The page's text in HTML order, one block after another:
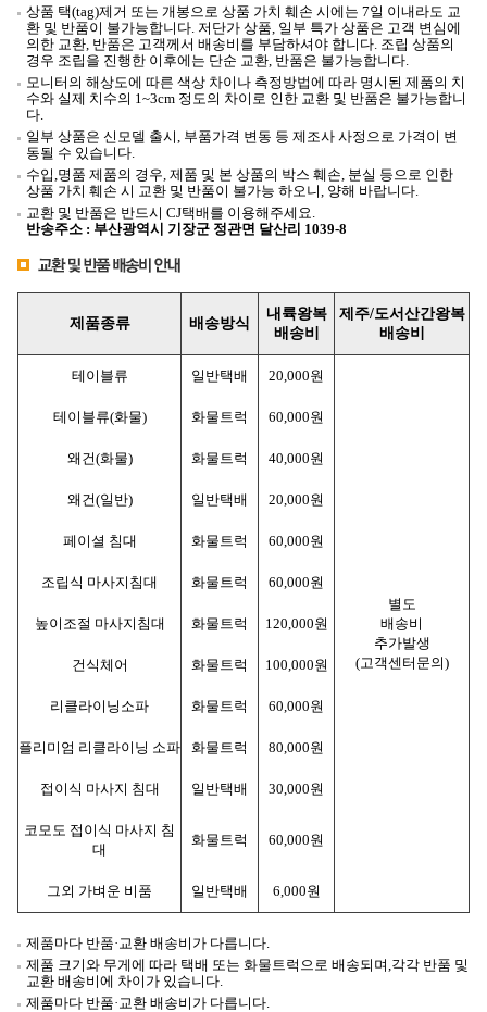
상품 택(tag)제거 또는 개봉으로 상품 가치 훼손 시에는 7일 이내라도 교
환 및 반품이 불가능합니다. 저단가 상품, 일부 특가 상품은 고객 변심에
의한 교환, 반품은 고객께서 배송비를 부담하셔야 합니다. 조립 상품의
경우 조립을 진행한 이후에는 단순 교환, 반품은 불가능합니다.
모니터의 해상도에 따른 색상 차이나 측정방법에 따라 명시된 제품의 치
수와 실제 치수의 1~3cm 정도의 차이로 인한 교환 및 반품은 불가능합니
다.
일부 상품은 신모델 출시, 부품가격 변동 등 제조사 사정으로 가격이 변
동될 수 있습니다.
수입,명품 제품의 경우, 제품 및 본 상품의 박스 훼손, 분실 등으로 인한
상품 가치 훼손 시 교환 및 반품이 불가능 하오니, 양해 바랍니다.
교환 및 반품은 반드시 CJ택배를 이용해주세요.
반송주소 : 부산광역시 기장군 정관면 달산리 1039-8
제품종류 배송방식
내륙왕복
배송비
제주/도서산간왕복
배송비
테이블류 일반택배 20,000원
별도
배송비
추가발생
(고객센터문의)
테이블류(화물) 화물트럭 60,000원
왜건(화물) 화물트럭 40,000원
왜건(일반) 일반택배 20,000원
페이셜 침대 화물트럭 60,000원
조립식 마사지침대 화물트럭 60,000원
높이조절 마사지침대 화물트럭 120,000원
건식체어 화물트럭 100,000원
리클라이닝소파 화물트럭 60,000원
플리미엄 리클라이닝 소파 화물트럭 80,000원
접이식 마사지 침대 일반택배 30,000원
코모도 접이식 마사지 침
대
화물트럭 60,000원
그외 가벼운 비품 일반택배 6,000원
제품마다 반품·교환 배송비가 다릅니다.
제품 크기와 무게에 따라 택배 또는 화물트럭 으로 배송되며,각각 반품 및
교환 배송비에 차이가 있습니다.
제품마다 반품·교환 배송비가 다릅니다.